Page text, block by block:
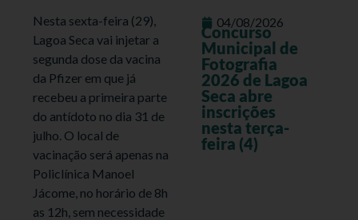
Nesta sexta-feira (29),
Lagoa Seca vai injetar a
segunda dose da vacina
da Pfizer em que já
recebeu a primeira parte
do antídoto no dia 31 de
julho. O local de
vacinação será apenas na
Policlínica Manoel
Jácome, no horário de 8h
as 12h, sem necessidade
04/08/2026
Concurso
Municipal de
Fotografia
2026 de Lagoa
Seca abre
inscrições
nesta terça-
feira (4)